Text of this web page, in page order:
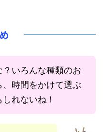
？いろんな種類のお
、時間をかけて選ぶ
れないね！